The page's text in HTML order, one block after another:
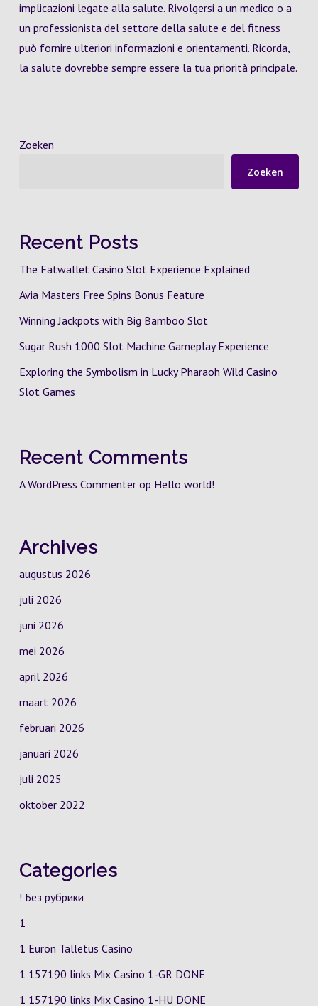
implicazioni legate alla salute. Rivolgersi a un medico o a
un professionista del settore della salute e del fitness
può fornire ulteriori informazioni e orientamenti. Ricorda,
la salute dovrebbe sempre essere la tua priorità principale.
Zoeken
Zoeken
Recent Posts
The Fatwallet Casino Slot Experience Explained
Avia Masters Free Spins Bonus Feature
Winning Jackpots with Big Bamboo Slot
Sugar Rush 1000 Slot Machine Gameplay Experience
Exploring the Symbolism in Lucky Pharaoh Wild Casino
Slot Games
Recent Comments
A WordPress Commenterop Hello world!
Archives
augustus 2026
juli 2026
juni 2026
mei 2026
april 2026
maart 2026
februari 2026
januari 2026
juli 2025
oktober 2022
Categories
! Без рубрики
1
1 Euron Talletus Casino
1 157190 links Mix Casino 1-GR DONE
1 157190 links Mix Casino 1-HU DONE